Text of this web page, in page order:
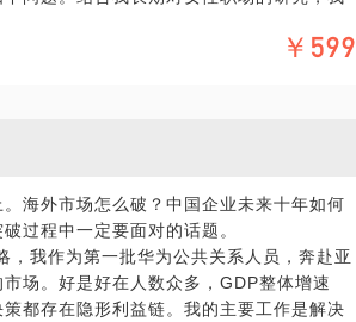
能得到与男性同样的待遇。这是为什么？
线交流，可以申请我名下另外一个主题：
￥599
海外市场怎么破？中国企业未来十年如何
过程中一定要面对的话题。
我作为第一批华为公共关系人员，奔赴亚
场。好是好在人数众多，GDP整体增速
都存在隐形利益链。我的主要工作是解决